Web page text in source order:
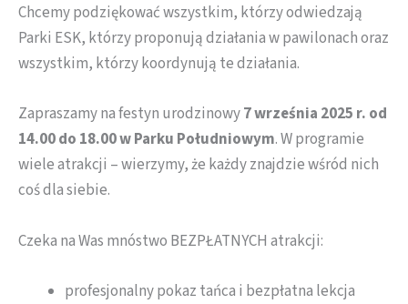
Chcemy podziękować wszystkim, którzy odwiedzają
Parki ESK, którzy proponują działania w pawilonach oraz
wszystkim, którzy koordynują te działania.
Zapraszamy na festyn urodzinowy7 września 2025 r. od
14.00 do 18.00 w Parku Południowym. W programie
wiele atrakcji – wierzymy, że każdy znajdzie wśród nich
coś dla siebie.
Czeka na Was mnóstwo BEZPŁATNYCH atrakcji:
profesjonalny pokaz tańca i bezpłatna lekcja